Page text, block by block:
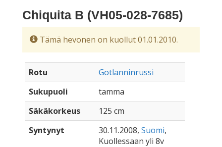
Chiquita B (VH05-028-7685)
Tämä hevonen on kuollut 01.01.2010.
Rotu
Gotlanninrussi
Sukupuoli
tamma
Säkäkorkeus
125 cm
Syntynyt
30.11.2008, Suomi,
Kuollessaan yli 8v